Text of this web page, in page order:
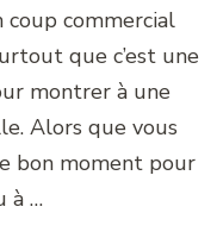
commercial
que c’est une
montrer à une
Alors que vous
bon moment pour
à …